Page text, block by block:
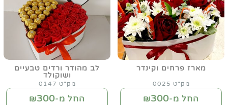
מארז פרחים וקינדר
מק"ט 0025
החל מ-₪300
לב מהודר ורדים טבעיים
ושוקולד
מק"ט 0147
החל מ-₪300